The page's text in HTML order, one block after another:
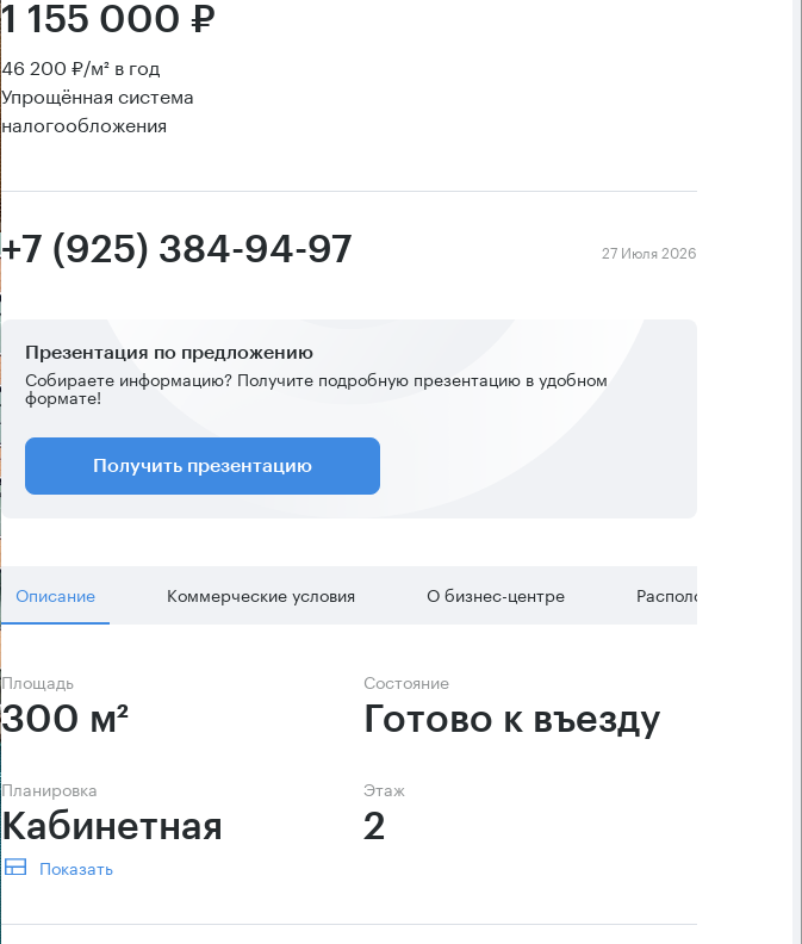
1 155 000 ₽
46 200 ₽/м² в год
Упрощённая система
налогообложения
+7 (925) 384-94-97 27 Июля 2026
Презентация по предложению
Собираете информацию? Получите подробную презентацию в удобном
формате!
Получить презентацию
Описание Коммерческие условия О бизнес-центре Расположение
Площадь
300 м²
Состояние
Готово к въезду
Планировка
Кабинетная
Показать
Этаж
2